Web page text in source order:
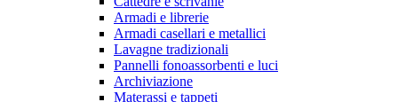
Armadi e librerie
Armadi casellari e metallici
Lavagne tradizionali
Pannelli fonoassorbenti e luci
Archiviazione
Materassi e tappeti